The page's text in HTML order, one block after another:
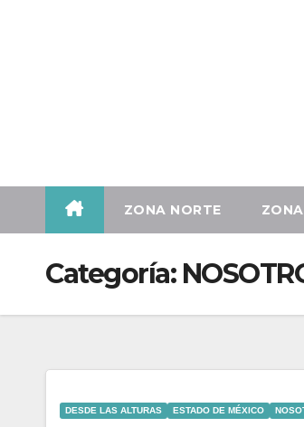
ZONA NORTE
Categoría:
DESDE LAS ALTURAS ESTADO DE MÉXICO